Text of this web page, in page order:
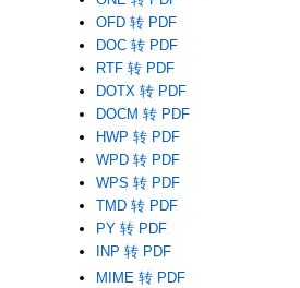
OFD 转 PDF
DOC 转 PDF
RTF 转 PDF
DOTX 转 PDF
DOCM 转 PDF
HWP 转 PDF
WPD 转 PDF
WPS 转 PDF
TMD 转 PDF
PY 转 PDF
INP 转 PDF
MIME 转 PDF